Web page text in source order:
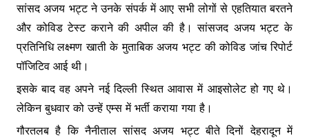
सांसद अजय भट्ट ने उनके संपर्क में आए सभी लोगों से एहतियात बरतने
और कोविड टेस्ट कराने की अपील की है। सांसजद अजय भट्ट के
प्रतिनिधि लक्ष्मण खाती के मुताबिक अजय भट्ट की कोविड जांच रिपोर्ट
पॉजिटिव आई थी।
इसके बाद वह अपने नई दिल्ली स्थित आवास में आइसोलेट हो गए थे।
लेकिन बुधवार को उन्हें एम्स में भर्ती कराया गया है।
गौरतलब है कि नैनीताल सांसद अजय भट्ट बीते दिनों देहरादून में